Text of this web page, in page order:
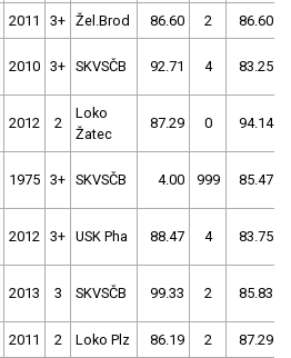
2011 3+ Žel.Brod 86.60 2 86.60
2010 3+ SKVSČB 92.71 4 83.25
2012 2
Loko
Žatec
87.29 0 94.14
1975 3+ SKVSČB 4.00 999 85.47
2012 3+ USK Pha 88.47 4 83.75
2013 3 SKVSČB 99.33 2 85.83
2011 2 Loko Plz 86.19 2 87.29